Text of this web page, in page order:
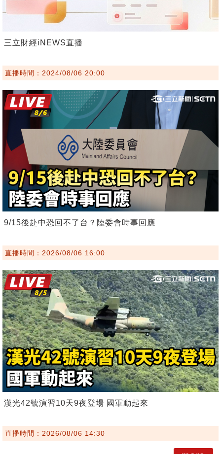
三立財經iNEWS直播
直播時間：2024/08/06 20:00
9/15後赴中恐回不了台？陸委會時事回應
直播時間：2026/08/06 16:00
漢光42號演習10天9夜登場 國軍動起來
直播時間：2026/08/06 14:30